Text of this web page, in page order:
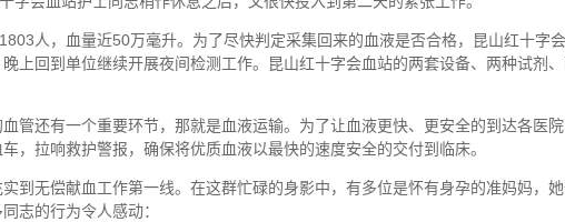
人，血量近50万毫升。为了尽快判定采集回来的血液是否合格，昆山红十字会
上回到单位继续开展夜间检测工作。昆山红十字会血站的两套设备、两种试剂
还有一个重要环节，那就是血液运输。为了让血液更快、更安全的到达各医
，拉响救护警报，确保将优质血液以最快的速度安全的交付到临床。
无偿献血工作第一线。在这群忙碌的身影中，有多位是怀有身孕的准妈妈，
志的行为令人感动：